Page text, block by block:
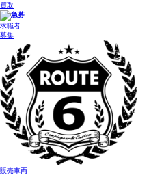
買取
求職者
募集
販売車両